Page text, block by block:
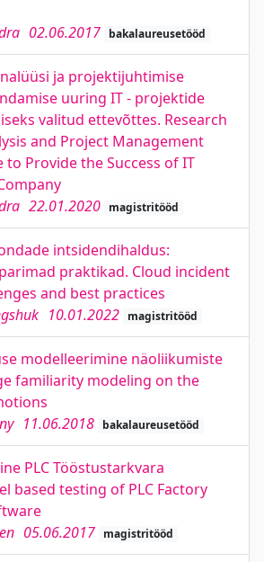
02.06.2017 bakalaureusetööd
ja projektijuhtimise
uuring IT - projektide
valitud ettevõttes. Research
and Project Management
to Provide the Success of IT
22.01.2020 magistritööd
intsidendihaldus:
praktikad. Cloud incident
and best practices
10.01.2022 magistritööd
modelleerimine näoliikumiste
familiarity modeling on the
11.06.2018 bakalaureusetööd
PLC Tööstustarkvara
based testing of PLC Factory
05.06.2017 magistritööd